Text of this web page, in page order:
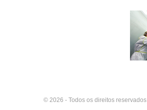
© 2026 - Todos os direitos reservados